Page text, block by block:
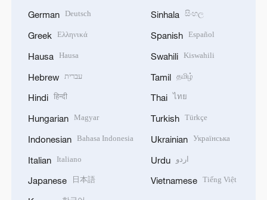
German Deutsch
Greek Ελληνικά
Hausa Hausa
Hebrew עברית
Hindi हिन्दी
Hungarian Magyar
Indonesian Bahasa Indonesia
Italian Italiano
Japanese 日本語
Sinhala සිංහල
Spanish Español
Swahili Kiswahili
Tamil தமிழ்
Thai ไทย
Turkish Türkçe
Ukrainian Українська
Urdu اردو
Vietnamese Tiếng Việt